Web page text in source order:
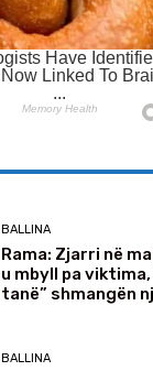
BALLINA
Rama: Zjarri në
u mbyll pa
tanë” shmangën
BALLINA